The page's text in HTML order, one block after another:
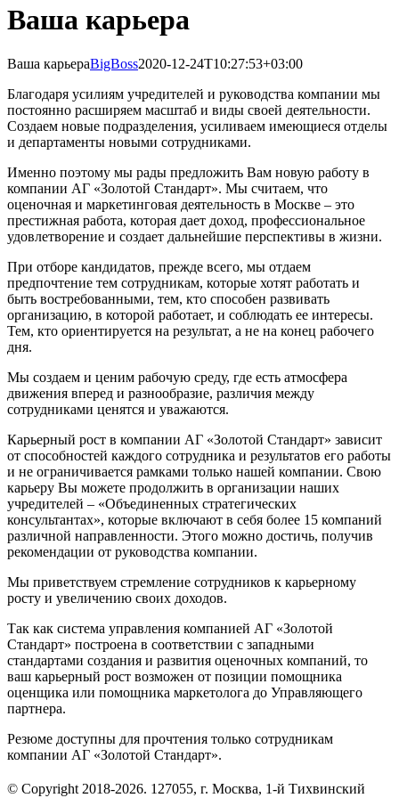
Ваша карьера
Ваша карьераBigBoss2020-12-24T10:27:53+03:00
Благодаря усилиям учредителей и руководства компании мы
постоянно расширяем масштаб и виды своей деятельности.
Создаем новые подразделения, усиливаем имеющиеся отделы
и департаменты новыми сотрудниками.
Именно поэтому мы рады предложить Вам новую работу в
компании АГ «Золотой Стандарт». Мы считаем, что
оценочная и маркетинговая деятельность в Москве – это
престижная работа, которая дает доход, профессиональное
удовлетворение и создает дальнейшие перспективы в жизни.
При отборе кандидатов, прежде всего, мы отдаем
предпочтение тем сотрудникам, которые хотят работать и
быть востребованными, тем, кто способен развивать
организацию, в которой работает, и соблюдать ее интересы.
Тем, кто ориентируется на результат, а не на конец рабочего
дня.
Мы создаем и ценим рабочую среду, где есть атмосфера
движения вперед и разнообразие, различия между
сотрудниками ценятся и уважаются.
Карьерный рост в компании АГ «Золотой Стандарт» зависит
от способностей каждого сотрудника и результатов его работы
и не ограничивается рамками только нашей компании. Свою
карьеру Вы можете продолжить в организации наших
учредителей – «Объединенных стратегических
консультантах», которые включают в себя более 15 компаний
различной направленности. Этого можно достичь, получив
рекомендации от руководства компании.
Мы приветствуем стремление сотрудников к карьерному
росту и увеличению своих доходов.
Так как система управления компанией АГ «Золотой
Стандарт» построена в соответствии с западными
стандартами создания и развития оценочных компаний, то
ваш карьерный рост возможен от позиции помощника
оценщика или помощника маркетолога до Управляющего
партнера.
Резюме доступны для прочтения только сотрудникам
компании АГ «Золотой Стандарт».
© Copyright 2018-2026. 127055, г. Москва, 1-й Тихвинский